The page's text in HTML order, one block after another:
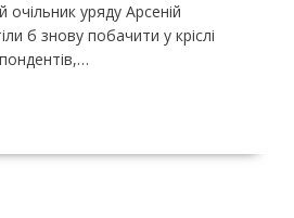
очільник уряду Арсеній
б знову побачити у кріслі